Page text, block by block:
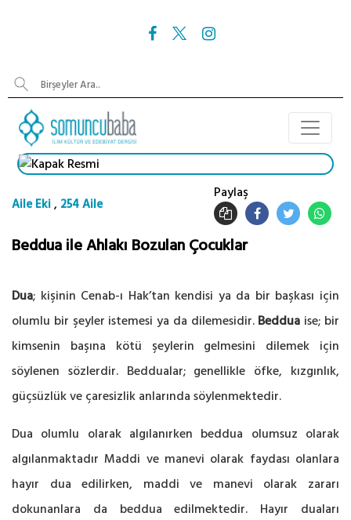
Aile Eki, 254 Aile
Paylaş
Beddua ile Ahlakı Bozulan Çocuklar
Dua; kişinin Cenab-ı Hak’tan kendisi ya da bir başkası için
olumlu bir şeyler istemesi ya da dilemesidir. Beddua ise; bir
kimsenin başına kötü şeylerin gelmesini dilemek için
söylenen sözlerdir. Beddualar; genellikle öfke, kızgınlık,
güçsüzlük ve çaresizlik anlarında söylenmektedir.
Dua olumlu olarak algılanırken beddua olumsuz olarak
algılanmaktadır Maddi ve manevi olarak faydası olanlara
hayır dua edilirken, maddi ve manevi olarak zararı
dokunanlara da beddua edilmektedir. Hayır duaları